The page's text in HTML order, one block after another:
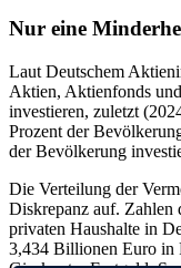
Nur eine
Laut Deutschem
Aktien, Aktienfonds und
investieren, zuletzt
Prozent der
der Bevölkerung
Die Verteilung der
Diskrepanz auf. Zahlen
privaten Haushalte in
3,434 Billionen Euro in